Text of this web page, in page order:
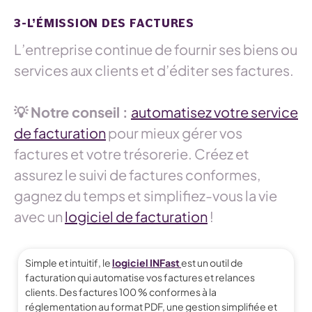
3-L’ÉMISSION DES FACTURES
L’entreprise continue de fournir ses biens ou
services aux clients et d’éditer ses factures.
💡 Notre conseil : automatisez votre service
de facturationpour mieux gérer vos
factures et votre trésorerie. Créez et
assurez le suivi de factures conformes,
gagnez du temps et simplifiez-vous la vie
avec un logiciel de facturation !
Simple et intuitif, lelogiciel INFastest un outil de
facturation qui automatise vos factures et relances
clients. Des factures 100 % conformes à la
réglementation au format PDF, une gestion simplifiée et